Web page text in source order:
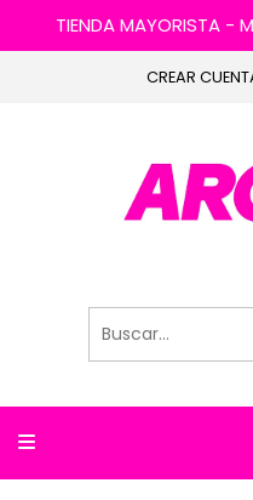
TIENDA MAYORISTA -
CREAR